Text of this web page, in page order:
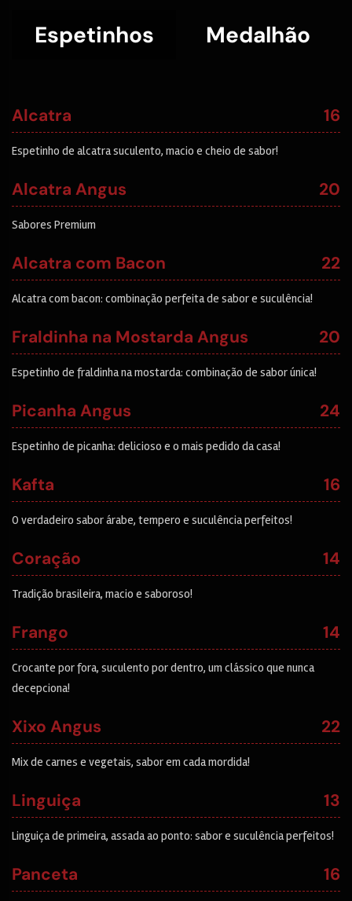
Espetinhos Medalhão
Alcatra 16
Espetinho de alcatra suculento, macio e cheio de sabor!
Alcatra Angus 20
Sabores Premium
Alcatra com Bacon 22
Alcatra com bacon: combinação perfeita de sabor e suculência!
Fraldinha na Mostarda Angus 20
Espetinho de fraldinha na mostarda: combinação de sabor única!
Picanha Angus 24
Espetinho de picanha: delicioso e o mais pedido da casa!
Kafta 16
O verdadeiro sabor árabe, tempero e suculência perfeitos!
Coração 14
Tradição brasileira, macio e saboroso!
Frango 14
Crocante por fora, suculento por dentro, um clássico que nunca
decepciona!
Xixo Angus 22
Mix de carnes e vegetais, sabor em cada mordida!
Linguiça 13
Linguiça de primeira, assada ao ponto: sabor e suculência perfeitos!
Panceta 16